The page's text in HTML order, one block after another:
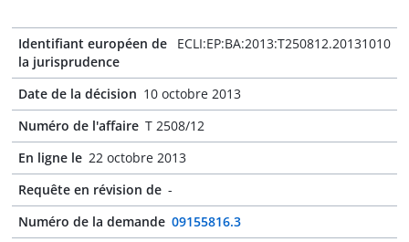
Identifiant européen de
la jurisprudence
ECLI:EP:BA:2013:T250812.20131010
Date de la décision 10 octobre 2013
Numéro de l'affaire T 2508/12
En ligne le 22 octobre 2013
Requête en révision de -
Numéro de la demande 09155816.3